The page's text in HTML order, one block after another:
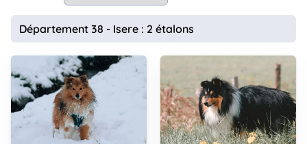
Assurances
Connexion
Département 38 - Isere : 2 étalons